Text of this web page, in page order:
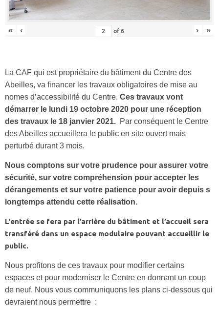
« ‹ of6 › »
La CAF qui est propriétaire du bâtiment du Centre des
Abeilles, va financer les travaux obligatoires de mise au
nomes d’accessibilité du Centre. Ces travaux vont
démarrer le lundi 19 octobre 2020 pour une réception
des travaux le 18 janvier 2021. Par conséquent le Centre
des Abeilles accueillera le public en site ouvert mais
perturbé durant 3 mois.
Nous comptons sur votre prudence pour assurer votre
sécurité, sur votre compréhension pour accepter les
dérangements et sur votre patience pour avoir depuis s
longtemps attendu cette réalisation.
L’entrée se fera par l’arrière du bâtiment et l’accueil sera
transféré dans un espace modulaire pouvant accueillir le
public.
Nous profitons de ces travaux pour modifier certains
espaces et pour moderniser le Centre en donnant un coup
de neuf. Nous vous communiquons les plans ci-dessous qui
devraient nous permettre :